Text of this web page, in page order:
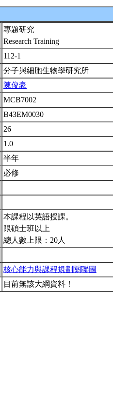
專題研究
Research Training
112-1
分子與細胞生物學研究所
陳俊豪
MCB7002
B43EM0030
26
1.0
半年
必修
本課程以英語授課。
限碩士班以上
總人數上限：20人
核心能力與課程規劃關聯圖
目前無該大綱資料！